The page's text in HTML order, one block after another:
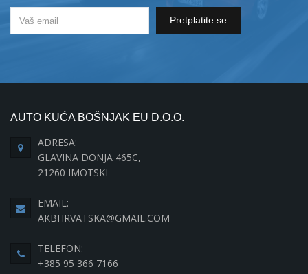
Pretplatite se
AUTO KUĆA BOŠNJAK EU D.O.O.
ADRESA:
GLAVINA DONJA 465C,
21260 IMOTSKI
EMAIL:
AKBHRVATSKA@GMAIL.COM
TELEFON:
+385 95 366 7166